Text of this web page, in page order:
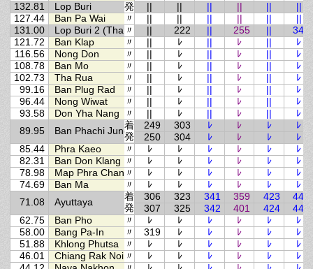
132.81
Lop Buri 発
127.44
Ban Pa Wai 〃
131.00
Lop Buri 2 (Tha Wung)
〃 222 255
341
121.72
Ban Klap 〃 ﾚ ﾚ
ﾚ
116.56
Nong Don 〃 ﾚ ﾚ
ﾚ
108.78
Ban Mo 〃 ﾚ ﾚ
ﾚ
102.73
Tha Rua 〃 ﾚ ﾚ
ﾚ
99.16
Ban Plug Rad 〃 ﾚ ﾚ
ﾚ
96.44
Nong Wiwat 〃 ﾚ ﾚ
ﾚ
93.58
Don Yha Nang 〃 ﾚ ﾚ
ﾚ
89.95
Ban Phachi Junction
着
発
249 303 ﾚ ﾚ ﾚ
ﾚ
250
304 ﾚ ﾚ ﾚ
ﾚ
85.44
Phra Kaeo 〃 ﾚ ﾚ ﾚ ﾚ ﾚ
ﾚ
82.31
Ban Don Klang 〃 ﾚ ﾚ ﾚ ﾚ ﾚ
ﾚ
78.98
Map Phra Chan 〃 ﾚ ﾚ ﾚ ﾚ ﾚ
ﾚ
74.69
Ban Ma 〃 ﾚ ﾚ ﾚ ﾚ ﾚ
ﾚ
71.08
Ayuttaya
着
発
306 323 341 359 423
446
307
325 342 401 424
448
62.75
Ban Pho 〃 ﾚ ﾚ ﾚ ﾚ ﾚ
ﾚ
58.00
Bang Pa-In 〃 319 ﾚ ﾚ ﾚ ﾚ
ﾚ
51.88
Khlong Phutsa 〃 ﾚ ﾚ ﾚ ﾚ ﾚ
ﾚ
46.01
Chiang Rak Noi 〃 ﾚ ﾚ ﾚ ﾚ ﾚ
ﾚ